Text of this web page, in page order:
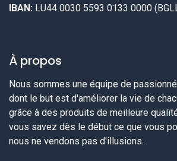
IBAN: LU44 0030 5593 0133 0000
À propos
Nous sommes une équipe de
dont le but est d'améliorer la vie de
grâce à des produits de meilleure
vous savez dès le début ce que vous
nous ne vendons pas d'illusions.